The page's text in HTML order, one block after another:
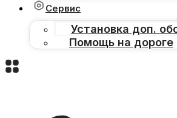
Сервис
Установка доп.
Помощь на дороге